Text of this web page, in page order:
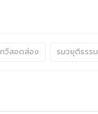
ทวีสอดส่อง รมวยุติธรรม